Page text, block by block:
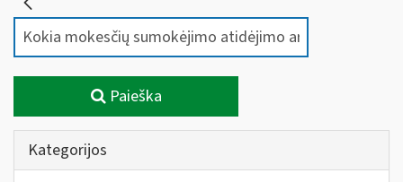
Paieška
Kategorijos